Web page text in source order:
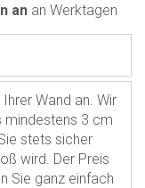
an an Werktagen
Wand an. Wir
mindestens 3 cm
stets sicher
wird. Der Preis
Sie ganz einfach